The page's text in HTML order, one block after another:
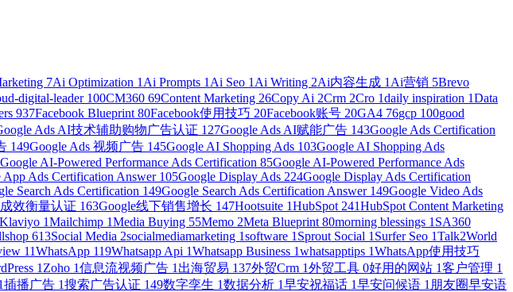
7Ai Optimization 1 Ai Prompts 1 Ai Seo 1 Ai Writing 2Ai内容生成 1 Ai营销 5Brevo
digital-leader 100CM360 69Content Marketing 26Copy Ai 2Crm 2Cro 1daily inspiration 1Data
937Facebook Blueprint 80Facebook使用技巧 20Facebook账号 20GA4 76gcp 100good
Ads AI技术辅助购物广告认证 127Google Ads AI赋能广告 143Google Ads Certification
149Google Ads 视频广告 145Google AI Shopping Ads 103Google AI Shopping Ads
Google AI-Powered Performance Ads Certification 85Google AI-Powered Performance Ads
App Ads Certification Answer 105Google Display Ads 224Google Display Ads Certification
Search Ads Certification 149Google Search Ads Certification Answer 149Google Video Ads
效衡量认证 163Google线下销售增长 147Hootsuite 1HubSpot 241HubSpot Content Marketing
Klaviyo 1Mailchimp 1Media Buying 55Memo 2Meta Blueprint 80morning blessings 1 SA360
613Social Media 2socialmediamarketing 1software 1 Sprout Social 1 Surfer Seo 1Talk2World
11WhatsApp 119Whatsapp Api 1Whatsapp Business 1whatsapptips 1WhatsApp使用技巧
1 Zoho 1信息流视频广告 1 出海贸易 137外贸Crm 1外贸工具 0好用的网站 1客户管理 1
插播广告 1搜索广告认证 149数字孪生 1数据分析 1早安祝福话 1早安问候语 1 朋友圈早安语